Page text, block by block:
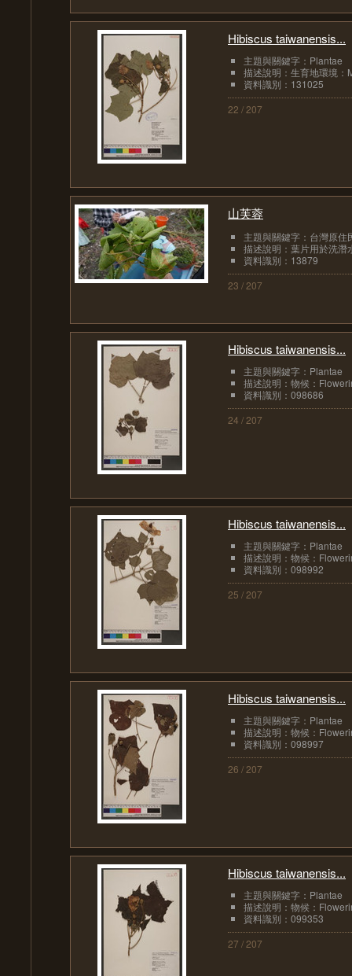
Hibiscus taiwanensis...
主題與關鍵字：Plantae
描述說明：生育地環境：
資料識別：131025
22 / 207
山芙蓉
主題與關鍵字：台灣原住
描述說明：葉片用於洗潛
資料識別：13879
23 / 207
Hibiscus taiwanensis...
主題與關鍵字：Plantae
描述說明：物候：
資料識別：098686
24 / 207
Hibiscus taiwanensis...
主題與關鍵字：Plantae
描述說明：物候：
資料識別：098992
25 / 207
Hibiscus taiwanensis...
主題與關鍵字：Plantae
描述說明：物候：
資料識別：098997
26 / 207
Hibiscus taiwanensis...
主題與關鍵字：Plantae
描述說明：物候：
資料識別：099353
27 / 207